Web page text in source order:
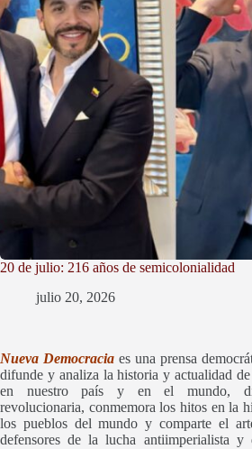
20 de julio: 216 años de semicolonialidad
julio 20, 2026
Nueva Democracia es una prensa
difunde y analiza la historia y actualidad
en nuestro país y en el mundo,
revolucionaria, conmemora los hitos en la
los pueblos del mundo y comparte el
defensores de la lucha antiimperialista y